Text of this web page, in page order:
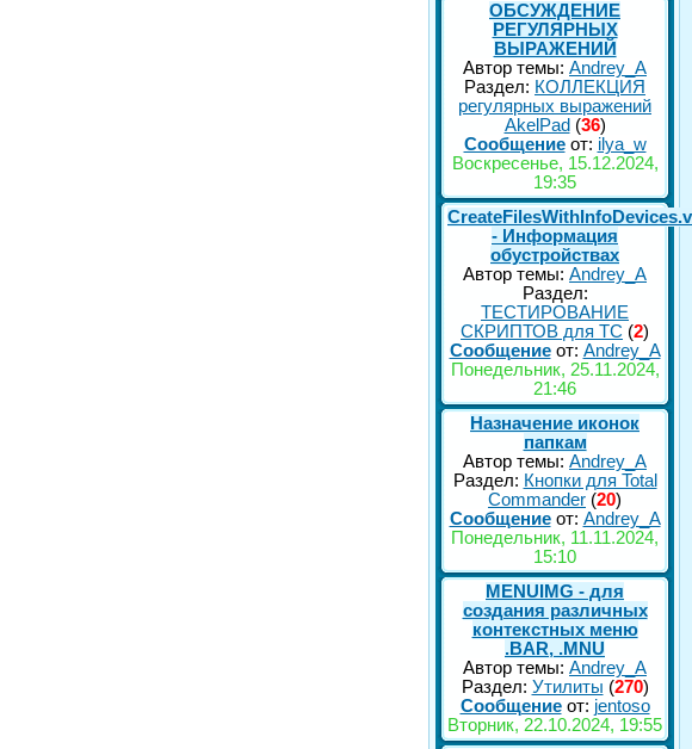
ОБСУЖДЕНИЕ
РЕГУЛЯРНЫХ
ВЫРАЖЕНИЙ
Автор темы: Andrey_A
Раздел: КОЛЛЕКЦИЯ
регулярных выражений
AkelPad (36)
Сообщениеот: ilya_w
Воскресенье, 15.12.2024,
19:35
- Информация
обустройствах
Автор темы: Andrey_A
Раздел:
ТЕСТИРОВАНИЕ
СКРИПТОВ для TC (2)
Сообщениеот: Andrey_A
Понедельник, 25.11.2024,
21:46
Назначение иконок
папкам
Автор темы: Andrey_A
Раздел: Кнопки для Total
Commander (20)
Сообщениеот: Andrey_A
Понедельник, 11.11.2024,
15:10
MENUIMG - для
создания различных
контекстных меню
.BAR, .MNU
Автор темы: Andrey_A
Раздел: Утилиты (270)
Сообщениеот: jentoso
Вторник, 22.10.2024, 19:55